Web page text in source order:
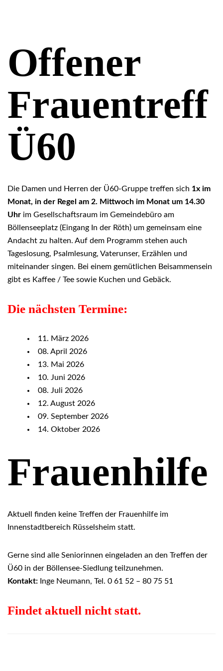
Offener
Frauentreff
Ü60
Die Damen und Herren der Ü60-Gruppe treffen sich 1x im
Monat, in der Regel am 2. Mittwoch im Monat um 14.30
Uhr im Gesellschaftsraum im Gemeindebüro am
Böllenseeplatz (Eingang In der Röth) um gemeinsam eine
Andacht zu halten. Auf dem Programm stehen auch
Tageslosung, Psalmlesung, Vaterunser, Erzählen und
miteinander singen. Bei einem gemütlichen Beisammensein
gibt es Kaffee / Tee sowie Kuchen und Gebäck.
Die nächsten Termine:
11. März 2026
08. April 2026
13. Mai 2026
10. Juni 2026
08. Juli 2026
12. August 2026
09. September 2026
14. Oktober 2026
Frauenhilfe
Aktuell finden keine Treffen der Frauenhilfe im
Innenstadtbereich Rüsselsheim statt.
Gerne sind alle Seniorinnen eingeladen an den Treffen der
Ü60 in der Böllensee-Siedlung teilzunehmen.
Kontakt: Inge Neumann, Tel. 0 61 52 – 80 75 51
Findet aktuell nicht statt.